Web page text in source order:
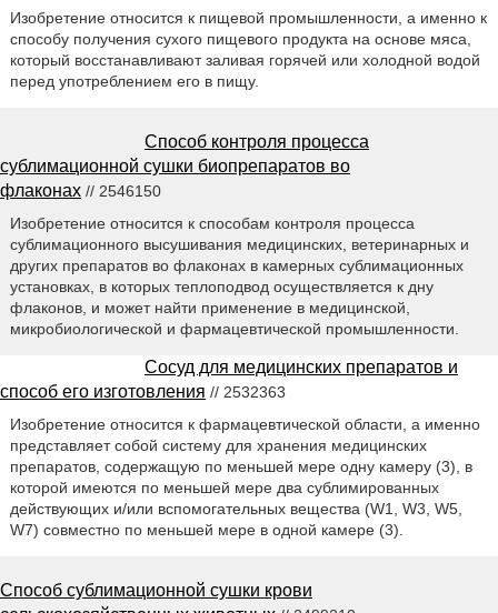
Изобретение относится к пищевой промышленности, а именно к
способу получения сухого пищевого продукта на основе мяса,
который восстанавливают заливая горячей или холодной водой
перед употреблением его в пищу.
Способ контроля процесса
сублимационной сушки биопрепаратов во
флаконах // 2546150
Изобретение относится к способам контроля процесса
сублимационного высушивания медицинских, ветеринарных и
других препаратов во флаконах в камерных сублимационных
установках, в которых теплоподвод осуществляется к дну
флаконов, и может найти применение в медицинской,
микробиологической и фармацевтической промышленности.
Сосуд для медицинских препаратов и
способ его изготовления // 2532363
Изобретение относится к фармацевтической области, а именно
представляет собой систему для хранения медицинских
препаратов, содержащую по меньшей мере одну камеру (3), в
которой имеются по меньшей мере два сублимированных
действующих и/или вспомогательных вещества (W1, W3, W5,
W7) совместно по меньшей мере в одной камере (3).
Способ сублимационной сушки крови